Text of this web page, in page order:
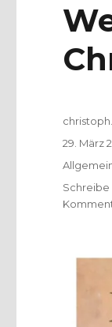
Autor
am
29. März
Schreibe